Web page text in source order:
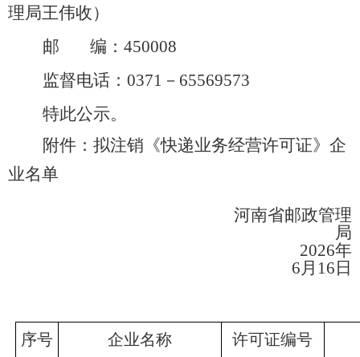
理局王伟收）
邮
编： 450008
监督电话： 0371－65569573
特此公示。
附件：拟注销《快递业务经营许可证》企
业名单
河南省邮政管理
局
2026年
6月16日
序号 企业名称 许可证编号